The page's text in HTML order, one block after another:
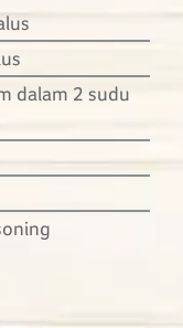
dalam 2 sudu